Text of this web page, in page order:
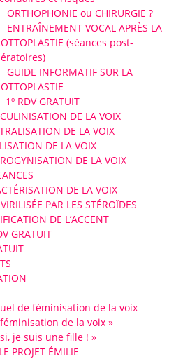
ou CHIRURGIE ?
VOCAL APRÈS LA
(séances post-
INFORMATIF SUR LA
RDV GRATUIT
DE LA VOIX
DE LA VOIX
DE LA VOIX
DE LA VOIX
DE LA VOIX
PAR LES STÉROÏDES
DE L’ACCENT
GRATUIT
de féminisation de la voix
de la voix »
je suis une fille ! »
PROJET ÉMILIE